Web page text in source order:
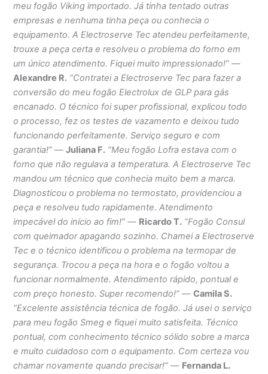
meu fogão Viking importado. Já tinha tentado outras
empresas e nenhuma tinha peça ou conhecia o
equipamento. A Electroserve Tec atendeu perfeitamente,
trouxe a peça certa e resolveu o problema do forno em
um único atendimento. Fiquei muito impressionado!” —
Alexandre R. “Contratei a Electroserve Tec para fazer a
conversão do meu fogão Electrolux de GLP para gás
encanado. O técnico foi super profissional, explicou todo
o processo, fez os testes de vazamento e deixou tudo
funcionando perfeitamente. Serviço seguro e com
garantia!” —Juliana F. “Meu fogão Lofra estava com o
forno que não regulava a temperatura. A Electroserve Tec
mandou um técnico que conhecia muito bem a marca.
Diagnosticou o problema no termostato, providenciou a
peça e resolveu tudo rapidamente. Atendimento
impecável do início ao fim!” — Ricardo T. “Fogão Consul
com queimador apagando sozinho. Chamei a Electroserve
Tec e o técnico identificou o problema na termopar de
segurança. Trocou a peça na hora e o fogão voltou a
funcionar normalmente. Atendimento rápido, pontual e
com preço honesto. Super recomendo!” —Camila S.
“Excelente assistência técnica de fogão. Já usei o serviço
para meu fogão Smeg e fiquei muito satisfeita. Técnico
pontual, com conhecimento técnico sólido sobre a marca
e muito cuidadoso com o equipamento. Com certeza vou
chamar novamente quando precisar!” — Fernanda L.